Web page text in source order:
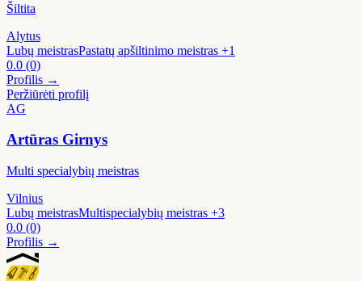
Šiltita
Alytus
Lubų meistrasPastatų apšiltinimo meistras +1
0.0 (0)
Profilis →
Peržiūrėti profilį
AG
Artūras Girnys
Multi specialybių meistras
Vilnius
Lubų meistrasMultispecialybių meistras +3
0.0 (0)
Profilis →